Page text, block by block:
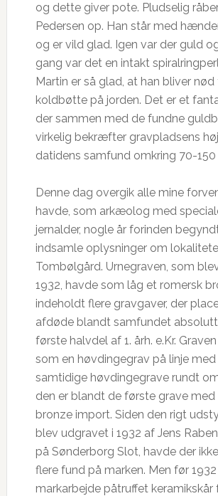
og dette giver pote. Pludselig
Pedersen op. Han står med
og er vild glad. Igen var der guld
gang var det en intakt
Martin er så glad, at han bliver nød
koldbøtte på jorden. Det er et
der sammen med de fundne
virkelig bekræfter gravpladsens
datidens samfund omkring 70-150
Denne dag overgik alle mine
havde, som arkæolog med
jernalder, nogle år forinden
indsamle oplysninger om
Tombølgård. Urnegraven, som
1932, havde som låg et romersk
indeholdt flere gravgaver, der
afdøde blandt samfundet
første halvdel af 1. årh. e.Kr.
som en høvdingegrav på linje med
samtidige høvdingegrave rundt
den er blandt de første grave med
bronze import. Siden den rigt
blev udgravet i 1932 af Jens
på Sønderborg Slot, havde der
flere fund på marken. Men før
markarbejde påtruffet keramikskår